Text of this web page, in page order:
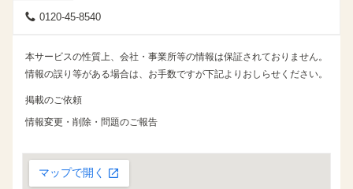
0120-45-8540
本サービスの性質上、会社・事業所等の情報は保証されておりません。
情報の誤り等がある場合は、お手数ですが下記よりおしらせください。
掲載のご依頼
情報変更・削除・問題のご報告